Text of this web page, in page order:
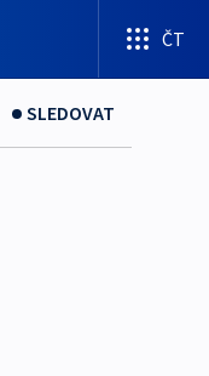
ČT
SLEDOVAT